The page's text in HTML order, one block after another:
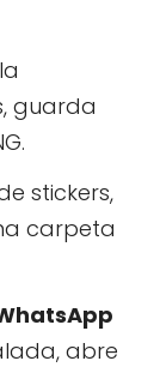
guarda
stickers,
carpeta
abre